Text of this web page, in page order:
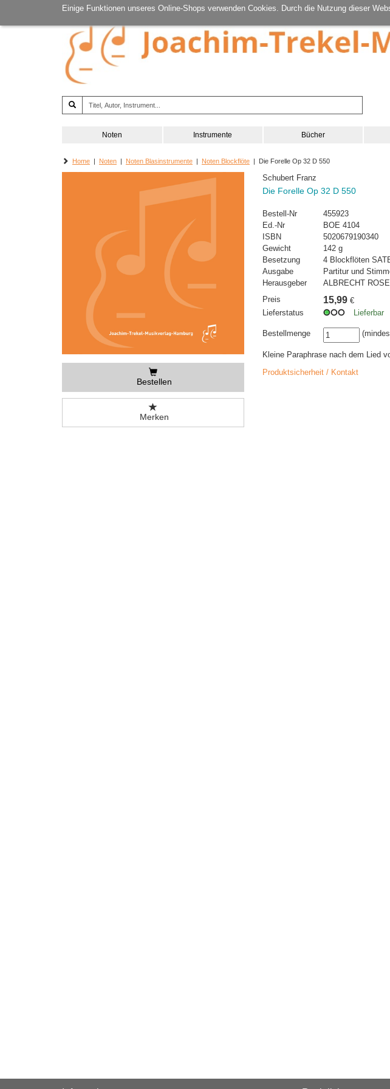
Einige Funktionen unseres Online-Shops verwenden Cookies. Durch die Nutzung dieser
Noten Instrumente Bücher
Home | Noten | Noten Blasinstrumente | Noten Blockflöte | Die Forelle Op 32 D 550
Bestellen
Merken
Schubert Franz
Die Forelle Op 32 D 550
Bestell-Nr
455923
Ed.-Nr
BOE 4104
ISBN
5020679190340
Gewicht
142 g
Besetzung
4 Blockflöten
Ausgabe
Partitur und
Herausgeber
ALBRECHT
Preis
15,99 €
Lieferstatus
Lieferbar
Bestellmenge
Kleine Paraphrase nach dem Lied
Produktsicherheit / Kontakt